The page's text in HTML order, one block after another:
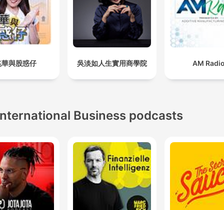
Respira.
Inhala.
Y siente cómo, en
Profunda, la respiración
consciente se vuelve
Una brújula hacia la paz
con lo olvidado.
Porque no se trata de
escucharlo con compasión.
Aquí, mindfulness no es
moda: es un acto de amor
propio.
與股惑仔 吳淡如人生實用商學院 AM Radio
Business podcasts